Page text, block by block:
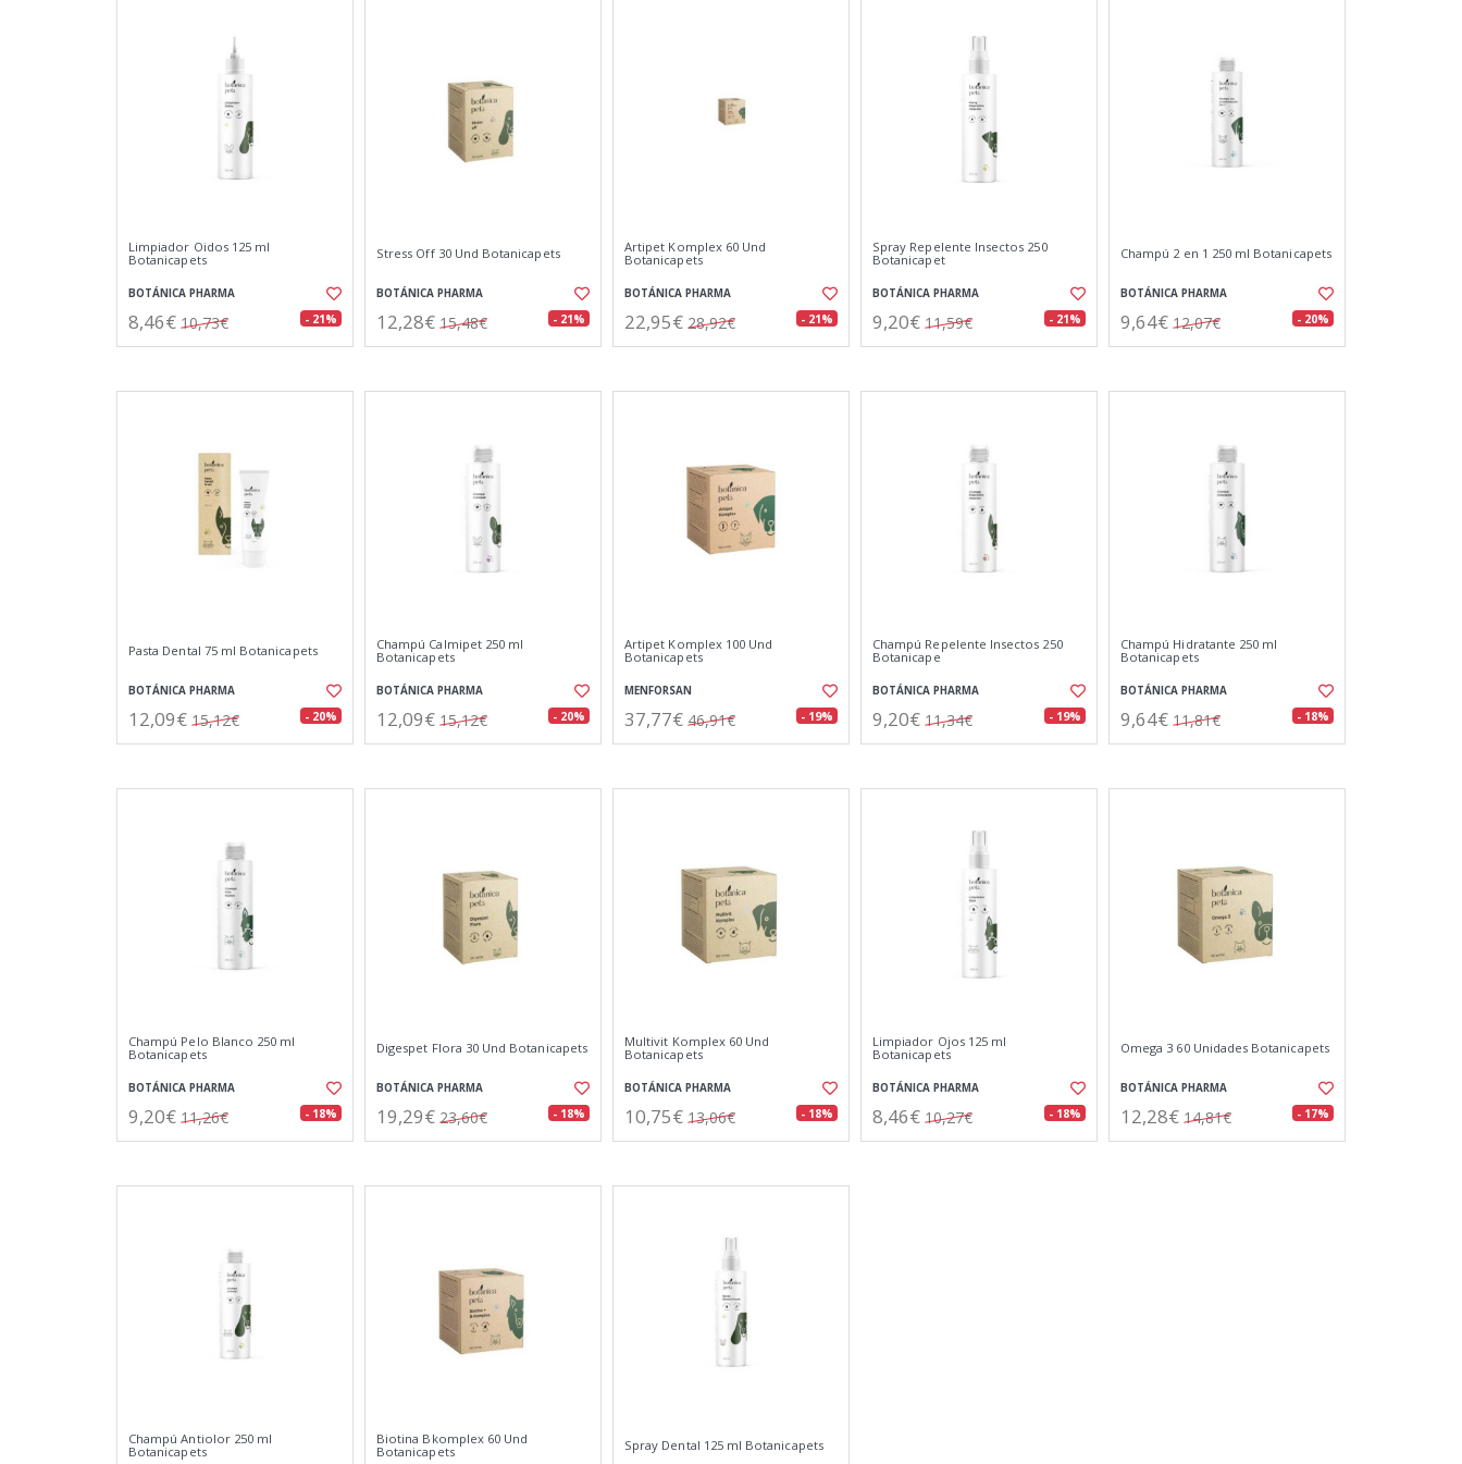
Limpiador Oidos 125 ml
Botanicapets
BOTÁNICA PHARMA
8,46€ 10,73€ - 21%
Stress Off 30 Und Botanicapets
BOTÁNICA PHARMA
12,28€ 15,48€ - 21%
Artipet Komplex 60 Und
Botanicapets
BOTÁNICA PHARMA
22,95€ 28,92€ - 21%
Spray Repelente Insectos 250
Botanicapet
BOTÁNICA PHARMA
9,20€ 11,59€ - 21%
Champú 2 en 1 250 ml Botanicapets
BOTÁNICA PHARMA
9,64€ 12,07€ - 20%
Pasta Dental 75 ml Botanicapets
BOTÁNICA PHARMA
12,09€ 15,12€ - 20%
Champú Calmipet 250 ml
Botanicapets
BOTÁNICA PHARMA
12,09€ 15,12€ - 20%
Artipet Komplex 100 Und
Botanicapets
MENFORSAN
37,77€ 46,91€ - 19%
Champú Repelente Insectos 250
Botanicape
BOTÁNICA PHARMA
9,20€ 11,34€ - 19%
Champú Hidratante 250 ml
Botanicapets
BOTÁNICA PHARMA
9,64€ 11,81€ - 18%
Champú Pelo Blanco 250 ml
Botanicapets
BOTÁNICA PHARMA
9,20€ 11,26€ - 18%
Digespet Flora 30 Und Botanicapets
BOTÁNICA PHARMA
19,29€ 23,60€ - 18%
Multivit Komplex 60 Und
Botanicapets
BOTÁNICA PHARMA
10,75€ 13,06€ - 18%
Limpiador Ojos 125 ml
Botanicapets
BOTÁNICA PHARMA
8,46€ 10,27€ - 18%
Omega 3 60 Unidades Botanicapets
BOTÁNICA PHARMA
12,28€ 14,81€ - 17%
Champú Antiolor 250 ml
Botanicapets
Biotina Bkomplex 60 Und
Botanicapets
Spray Dental 125 ml Botanicapets